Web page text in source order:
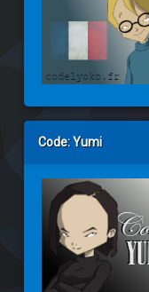
Code: Yumi